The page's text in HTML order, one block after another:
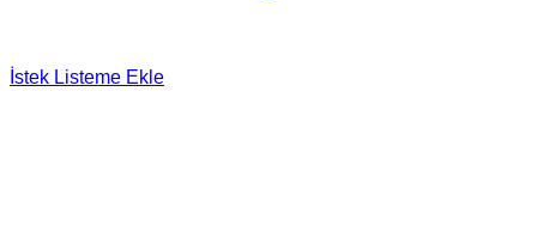
İstek Listeme Ekle